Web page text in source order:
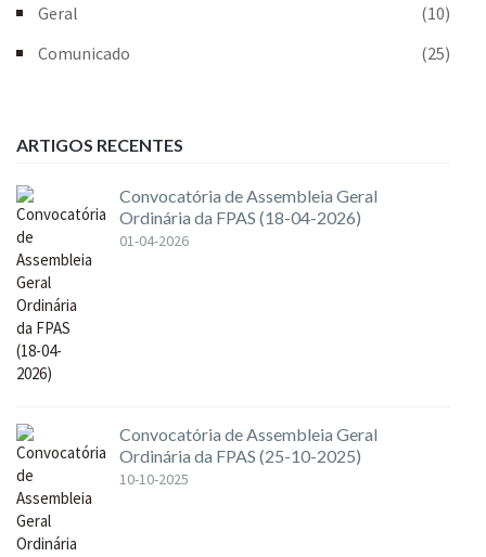
Geral
(10)
Comunicado
(25)
ARTIGOS RECENTES
Convocatória de Assembleia Geral
Ordinária da FPAS (18-04-2026)
01-04-2026
Convocatória de Assembleia Geral
Ordinária da FPAS (25-10-2025)
10-10-2025